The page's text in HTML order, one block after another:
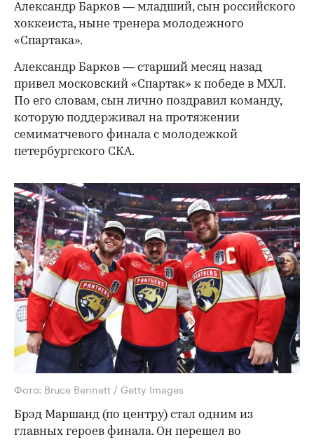
Александр Барков — младший, сын российского
хоккеиста, ныне тренера молодежного
«Спартака».
Александр Барков — старший месяц назад
привел московский «Спартак» к победе в МХЛ.
По его словам, сын лично поздравил команду,
которую поддерживал на протяжении
семиматчевого финала с молодежкой
петербургского СКА.
Фото: Bruce Bennett / Getty Images
Брэд Маршанд (по центру) стал одним из
главных героев финала. Он перешел во